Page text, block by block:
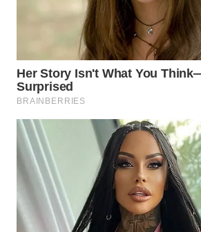
WN
KARO
WN
SIMALUNGUN
WN
LABUHANBATU